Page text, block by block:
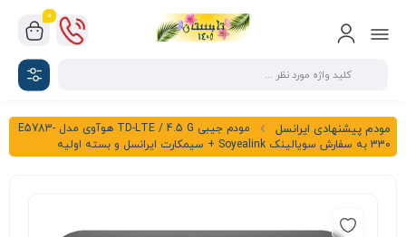
0
مودم پیشنهادی ایرانسل
مودم جیبی TD-LTE / 4.5 G هوآوی مدل E5783-
330 به سفارش سویالینک Soyealink + سیمکارت ایرانسل و بسته اولیه